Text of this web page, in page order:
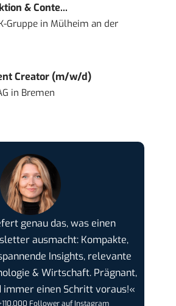
& Conte...
Gruppe in Mülheim an der
Creator (m/w/d)
in Bremen
genau das, was einen
ausmacht: Kompakte,
Insights, relevante
& Wirtschaft. Prägnant,
immer einen Schritt voraus!«
Follower auf Instagram